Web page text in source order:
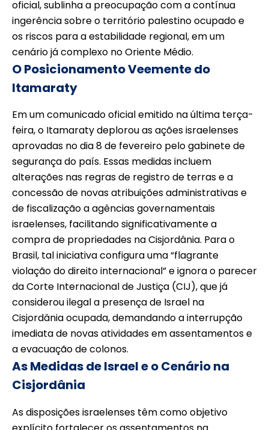
oficial, sublinha a preocupação com a contínua
ingerência sobre o território palestino ocupado e
os riscos para a estabilidade regional, em um
cenário já complexo no Oriente Médio.
O Posicionamento Veemente do
Itamaraty
Em um comunicado oficial emitido na última terça-
feira, o Itamaraty deplorou as ações israelenses
aprovadas no dia 8 de fevereiro pelo gabinete de
segurança do país. Essas medidas incluem
alterações nas regras de registro de terras e a
concessão de novas atribuições administrativas e
de fiscalização a agências governamentais
israelenses, facilitando significativamente a
compra de propriedades na Cisjordânia. Para o
Brasil, tal iniciativa configura uma “flagrante
violação do direito internacional” e ignora o parecer
da Corte Internacional de Justiça (CIJ), que já
considerou ilegal a presença de Israel na
Cisjordânia ocupada, demandando a interrupção
imediata de novas atividades em assentamentos e
a evacuação de colonos.
As Medidas de Israel e o Cenário na
Cisjordânia
As disposições israelenses têm como objetivo